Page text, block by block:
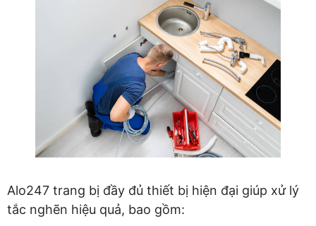
Alo247 trang bị đầy đủ thiết bị hiện đại giúp xử lý
tắc nghẽn hiệu quả, bao gồm: